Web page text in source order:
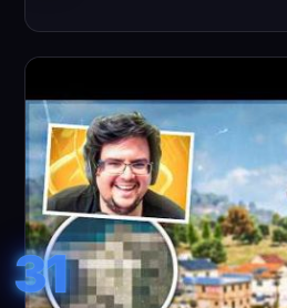
31